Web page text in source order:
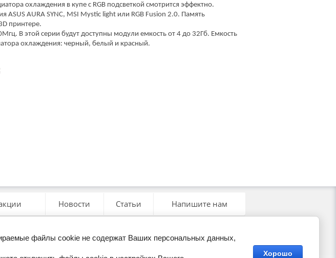
охлаждения в купе с RGB подсветкой смотрится эффектно.
AURA SYNC, MSI Mystic light или RGB Fusion 2.0. Память
принтере.
В этой серии будут доступны модули емкость от 4 до 32Гб. Емкость
охлаждения: черный, белый и красный.
Новости Статьи Напишите нам
файлы cookie не содержат Ваших персональных данных,
Хорошо